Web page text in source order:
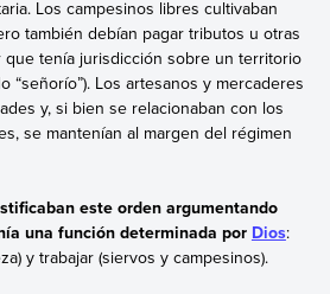
Los campesinos libres cultivaban
también debían pagar tributos u otras
tenía jurisdicción sobre un territorio
“señorío”). Los artesanos y mercaderes
y, si bien se relacionaban con los
se mantenían al margen del régimen
este orden argumentando
una función determinada por Dios:
y trabajar (siervos y campesinos).